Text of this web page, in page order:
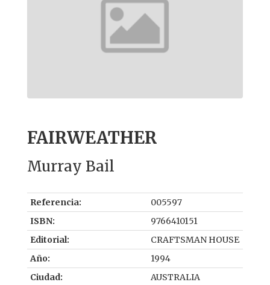
FAIRWEATHER
Murray Bail
Referencia:
005597
ISBN:
9766410151
Editorial:
CRAFTSMAN HOUSE
Año:
1994
Ciudad:
AUSTRALIA